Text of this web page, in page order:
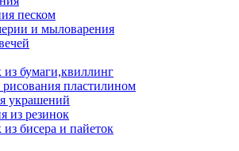
песком
и мыловарения
бумаги,квиллинг
пластилином
украшений
из резинок
бисера и пайеток